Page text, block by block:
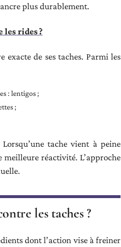
plus durablement.
les rides ?
de ses taches. Parmi les
: lentigos ;
;
tache vient à peine
réactivité. L’approche
les taches ?
dont l’action vise à freiner